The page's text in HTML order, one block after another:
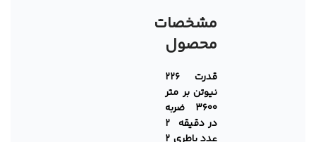
مشخصات
محصول
قدرت ۲۲۶
نیوتن بر متر
۳۶۰۰ ضربه
در دقیقه ۲